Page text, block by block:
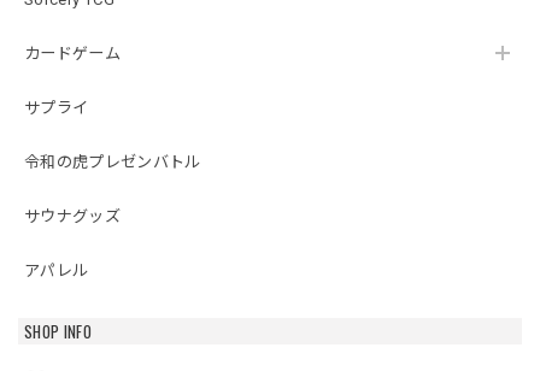
カードゲーム
サプライ
令和の虎プレゼンバトル
サウナグッズ
アパレル
SHOP INFO